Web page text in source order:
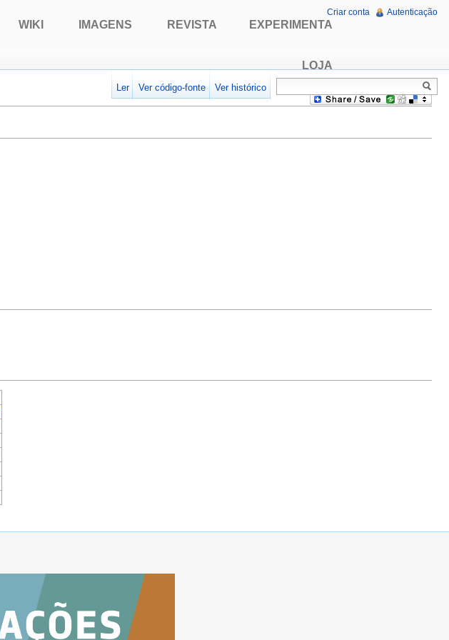
WIKI IMAGENS REVISTA EXPERIMENTA
LOJA
Criar conta Autenticação
Ler Ver código-fonte Ver histórico